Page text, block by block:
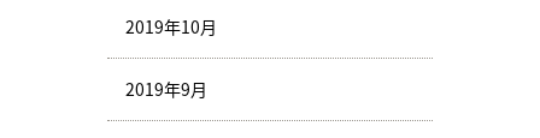
2019年10月
2019年9月